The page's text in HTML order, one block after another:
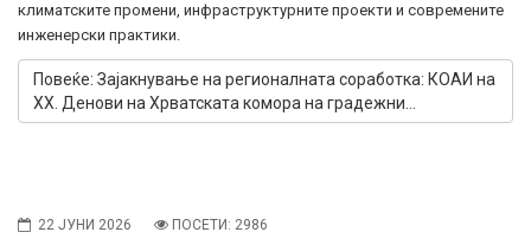
климатските промени, инфраструктурните проекти и современите
инженерски практики.
Повеќе: Зајакнување на регионалната соработка: КОАИ на
XX. Денови на Хрватската комора на градежни...
22 ЈУНИ 2026 ПОСЕТИ: 2986